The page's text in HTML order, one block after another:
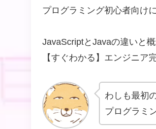
プログラミング初心者向け
JavaScriptとJavaの違いと
【すぐわかる】エンジニア
わしも最初
プログラミ